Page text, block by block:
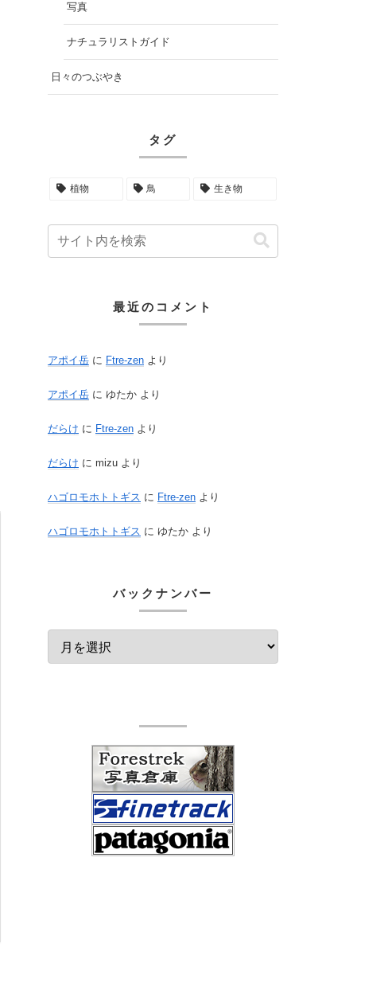
写真
ナチュラリストガイド
日々のつぶやき
タグ
植物 鳥 生き物
最近のコメント
アポイ岳 に Ftre-zen より
アポイ岳 に ゆたか より
だらけ に Ftre-zen より
だらけ に mizu より
ハゴロモホトトギス に Ftre-zen より
ハゴロモホトトギス に ゆたか より
バックナンバー